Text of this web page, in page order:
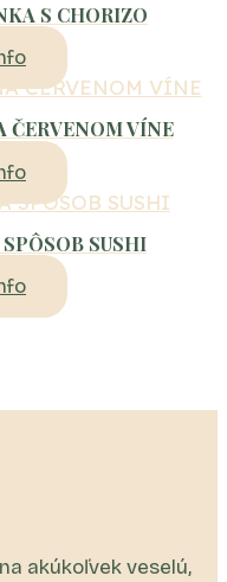
S CHORIZO
ČERVENOM VÍNE
SUSHI
akúkoľvek veselú,